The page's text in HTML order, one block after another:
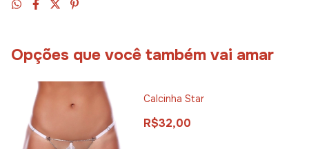
Opções que você também vai amar
Calcinha Star
R$32,00